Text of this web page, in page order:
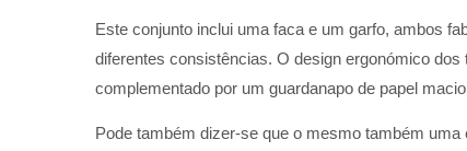
Este conjunto inclui uma faca e um garfo, ambos
diferentes consistências. O design ergonómico
complementado por um guardanapo de papel
Pode também dizer-se que o mesmo também